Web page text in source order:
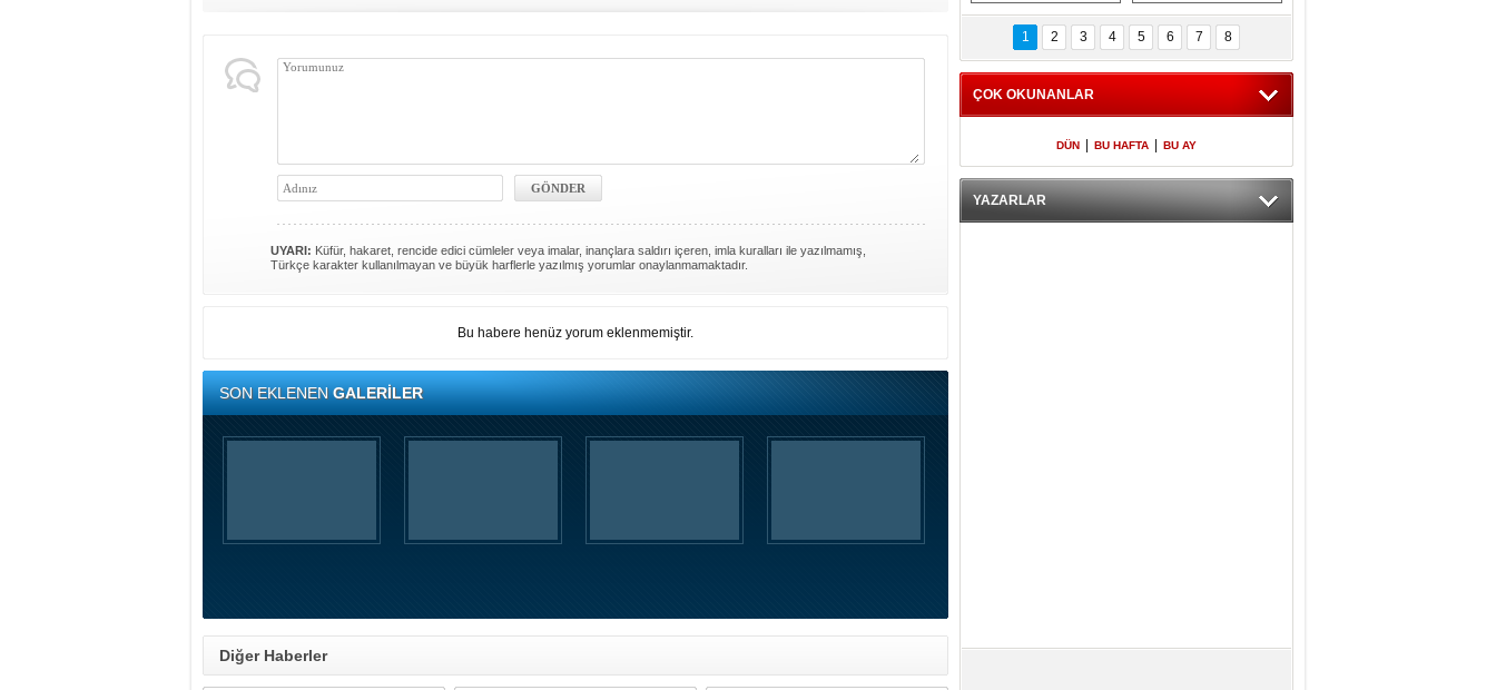
UYARI: Küfür, hakaret, rencide edici cümleler veya imalar, inançlara saldırı içeren, imla kuralları ile yazılmamış,
Türkçe karakter kullanılmayan ve büyük harflerle yazılmış yorumlar onaylanmamaktadır.
Bu habere henüz yorum eklenmemiştir.
SON EKLENENGALERİLER
Diğer Haberler
Kaymakamlıktan
iftar yemeği
NERGÜL
YILDIRIM SEÇİM
BÜROSUNU AÇTI
1 2 3 4 5 6 7 8
ÇOK OKUNANLAR
DÜN BU HAFTA BU AY
YAZARLAR